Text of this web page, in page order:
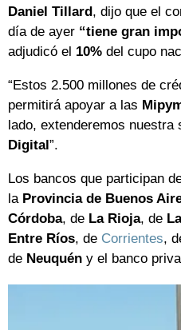
Daniel Tillard, dijo que el
día de ayer “tiene gran
adjudicó el 10% del cupo
“Estos 2.500 millones de
permitirá apoyar a las
lado, extenderemos nuestra
Digital”.
Los bancos que participan
la Provincia de Buenos
Córdoba, de La Rioja, de
Entre Ríos, de Corrientes,
de Neuquén y el banco